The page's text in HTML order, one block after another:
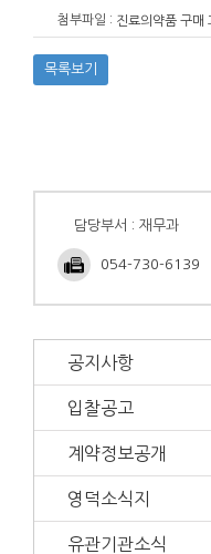
첨부파일 : 진료의약품 구
목록보기
담당부서 : 재무과
054-730-6139
공지사항
입찰공고
계약정보공개
영덕소식지
유관기관소식